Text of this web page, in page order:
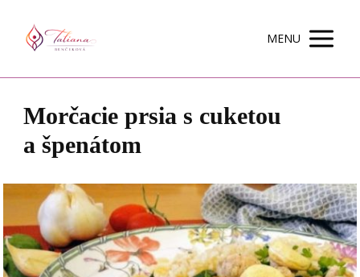
MENU
Morčacie prsia s cuketou
a špenátom